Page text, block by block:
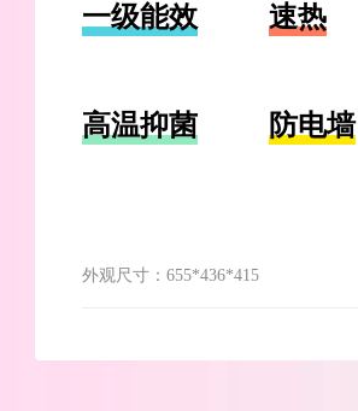
一级能效 速热
高温抑菌 防电墙
外观尺寸：655*436*415